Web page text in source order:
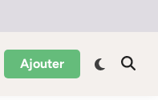
Ajouter